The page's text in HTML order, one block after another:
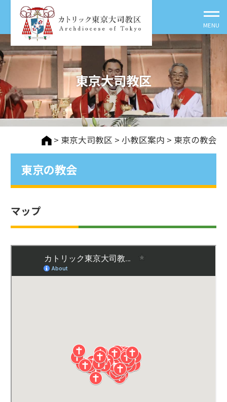
東京大司教区
> 東京大司教区 > ⼩教区案内 > 東京の教会
東京の教会
マップ